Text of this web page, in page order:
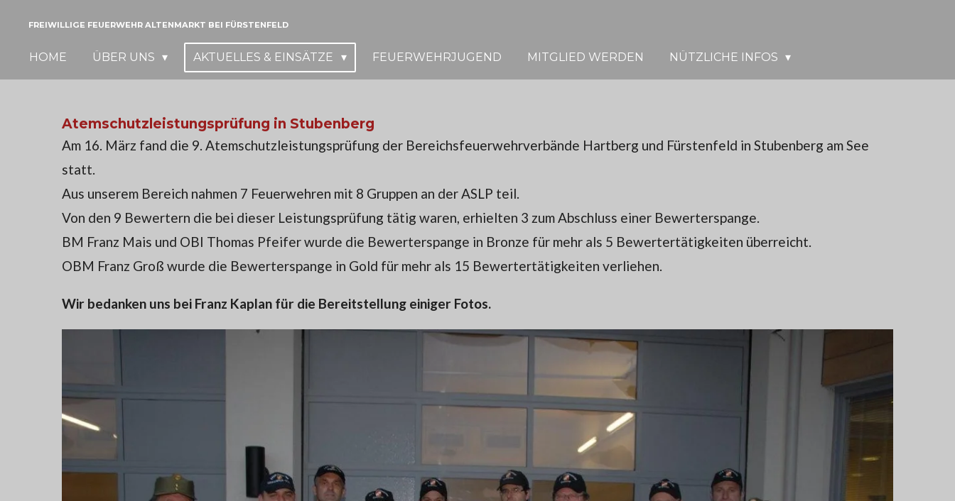
FREIWILLIGE FEUERWEHR ALTENMARKT BEI FÜRSTENFELD
HOME ÜBER UNS AKTUELLES & EINSÄTZE FEUERWEHRJUGEND MITGLIED WERDEN NÜTZLICHE INFOS
Atemschutzleistungsprüfung in Stubenberg
Am 16. März fand die 9. Atemschutzleistungsprüfung der Bereichsfeuerwehrverbände Hartberg und Fürstenfeld in Stubenberg am See
statt.
Aus unserem Bereich nahmen 7 Feuerwehren mit 8 Gruppen an der ASLP teil.
Von den 9 Bewertern die bei dieser Leistungsprüfung tätig waren, erhielten 3 zum Abschluss einer Bewerterspange.
BM Franz Mais und OBI Thomas Pfeifer wurde die Bewerterspange in Bronze für mehr als 5 Bewertertätigkeiten überreicht.
OBM Franz Groß wurde die Bewerterspange in Gold für mehr als 15 Bewertertätigkeiten verliehen.
Wir bedanken uns bei Franz Kaplan für die Bereitstellung einiger Fotos.